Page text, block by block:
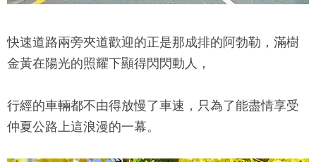
快速道路兩旁夾道歡迎的正是那成排的阿勃勒，滿樹
金黃在陽光的照耀下顯得閃閃動人，
行經的車輛都不由得放慢了車速，只為了能盡情享受
仲夏公路上這浪漫的一幕。